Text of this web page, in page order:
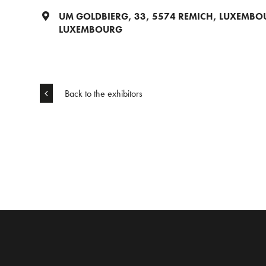
UM GOLDBIERG, 33, 5574 REMICH,
LUXEMBOURG
Back to the exhibitors